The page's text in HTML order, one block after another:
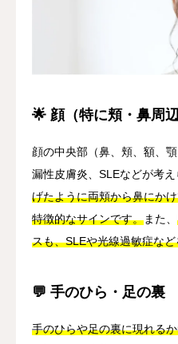
🌟 顔（特に頬・鼻周辺
顔の中央部（鼻、頬、額、
漏性皮膚炎、SLEなどが考え
げたように両頬から鼻にか
特徴的なサインです。また、
スも、SLEや光線過敏症な
💬 手のひら・足の裏
手のひらや足の裏に現れる